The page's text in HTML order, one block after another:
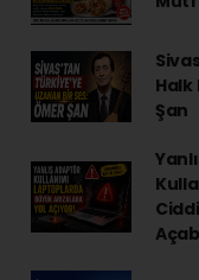
Halk
Şan